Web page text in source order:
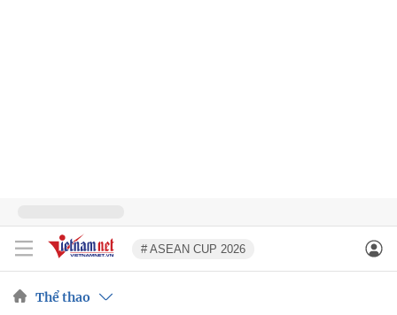
# ASEAN CUP 2026
Thể thao